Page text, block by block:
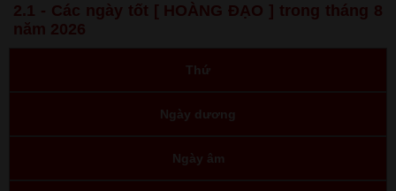
2.1 - Các ngày tốt [ HOÀNG ĐẠO ] trong tháng 8
năm 2026
Thứ
Ngày dương
Ngày âm